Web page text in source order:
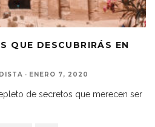
QUE DESCUBRIRÁS EN
· ENERO 7, 2020
de secretos que merecen ser